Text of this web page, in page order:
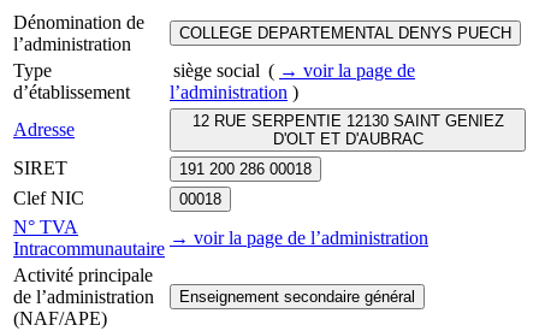
Dénomination de
l’administration
COLLEGE DEPARTEMENTAL DENYS PUECH
Type
d’établissement
siège social ( → voir la page de
l’administration )
Adresse
12 RUE SERPENTIE 12130 SAINT GENIEZ
D'OLT ET D'AUBRAC
SIRET 191 200 286 00018
Clef NIC 00018
N° TVA
Intracommunautaire
→ voir la page de l’administration
Activité principale
de l’administration
(NAF/APE)
Enseignement secondaire général